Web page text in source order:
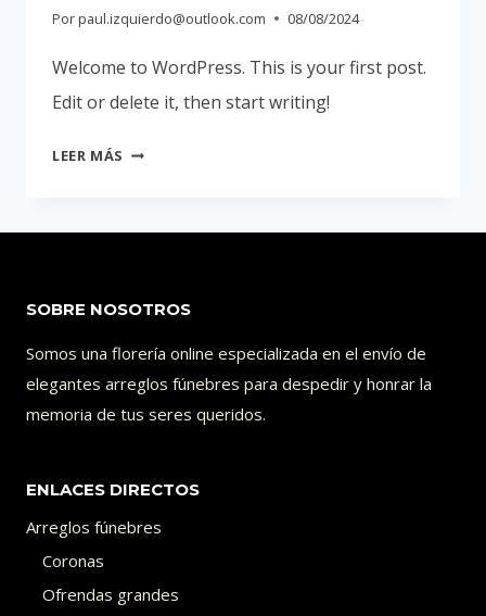
Porpaul.izquierdo@outlook.com 08/08/2024
Welcome to WordPress. This is your first post.
Edit or delete it, then start writing!
LEER MÁS HELLO
SOBRE NOSOTROS
Somos una florería online especializada en el envío de
elegantes arreglos fúnebres para despedir y honrar la
memoria de tus seres queridos.
ENLACES DIRECTOS
Arreglos fúnebres
Coronas
Ofrendas grandes